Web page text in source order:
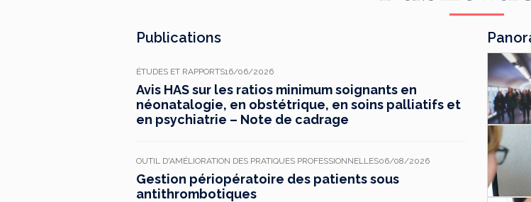
Publications
ÉTUDES ET RAPPORTS16/06/2026
Avis HAS sur les ratios minimum soignants en
néonatalogie, en obstétrique, en soins palliatifs et
en psychiatrie – Note de cadrage
OUTIL D'AMÉLIORATION DES PRATIQUES PROFESSIONNELLES06/08/2026
Gestion périopératoire des patients sous
antithrombotiques